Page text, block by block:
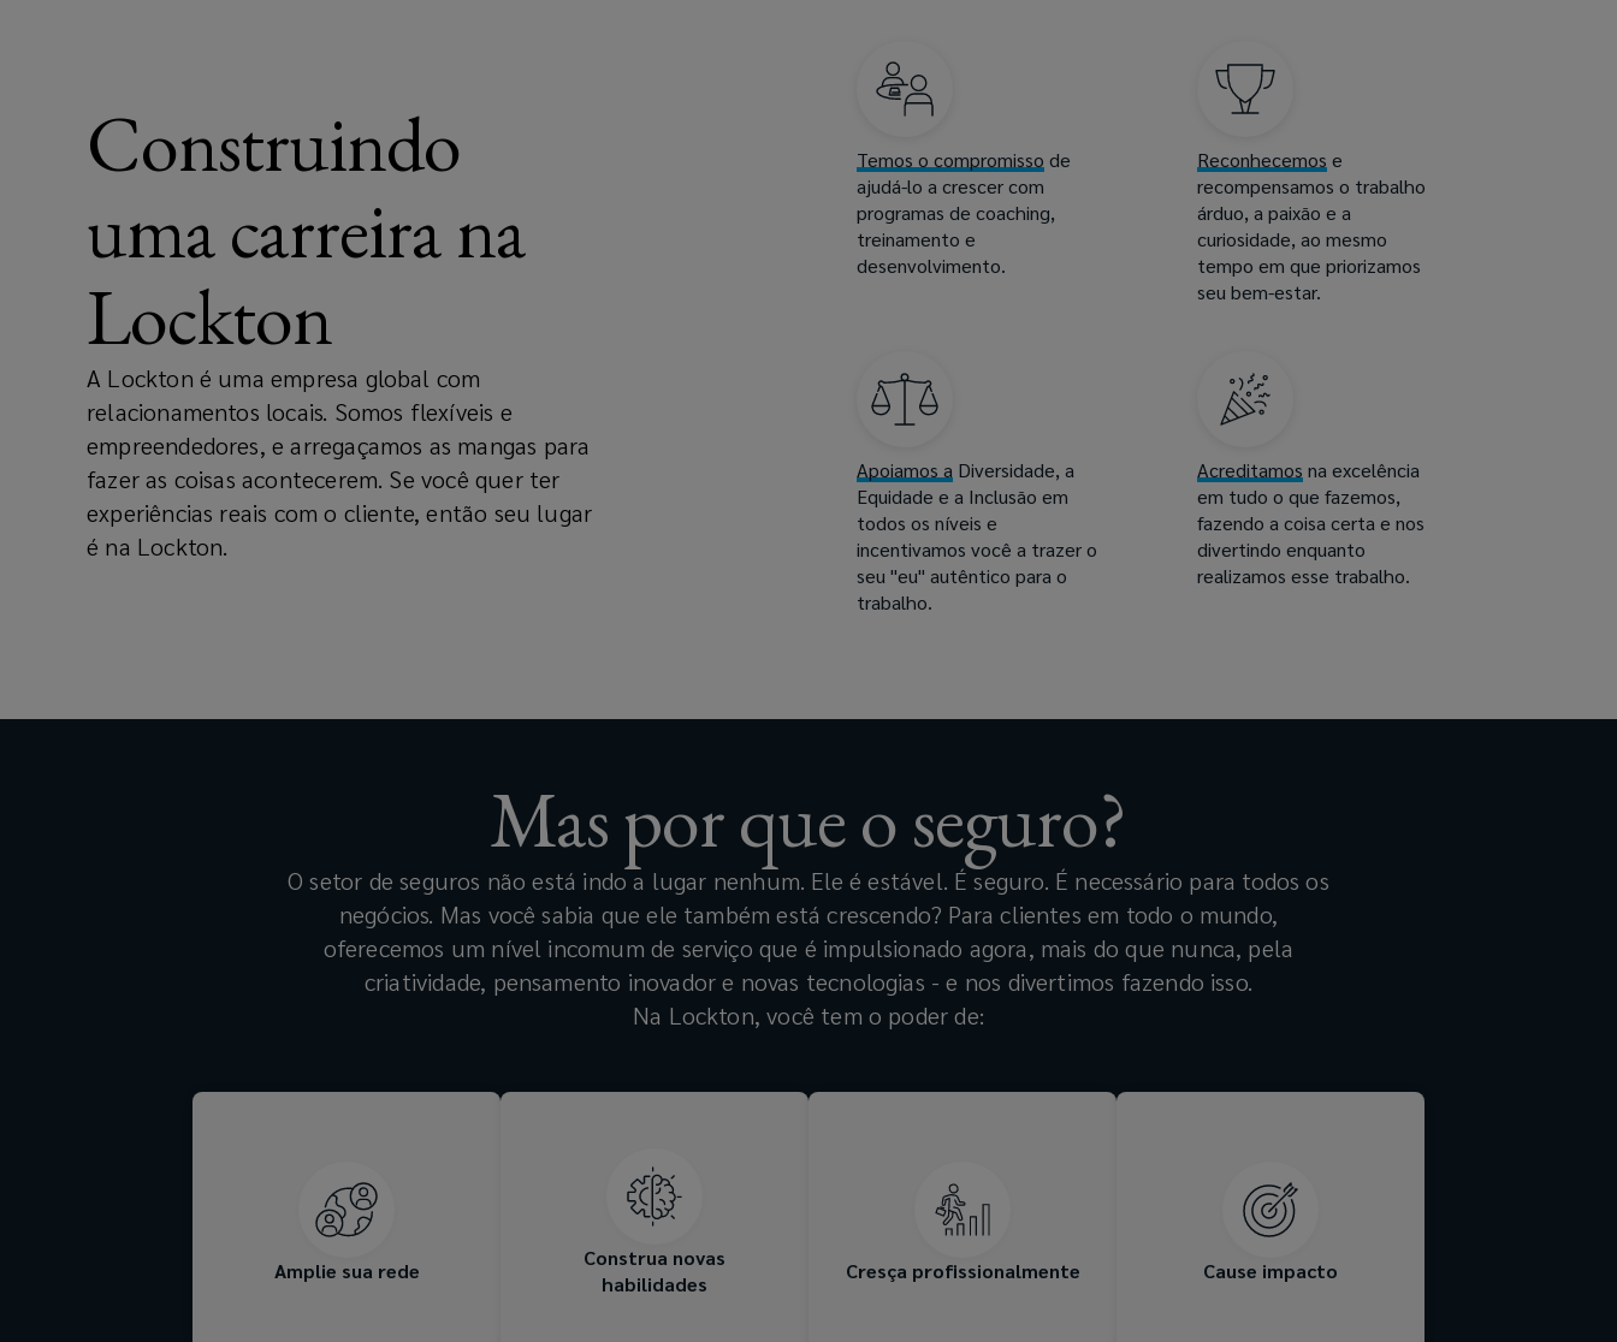
Construindo
uma carreira na
Lockton
A Lockton é uma empresa global com
relacionamentos locais. Somos flexíveis e
empreendedores, e arregaçamos as mangas para
fazer as coisas acontecerem. Se você quer ter
experiências reais com o cliente, então seu lugar
é na Lockton.
Temos o compromisso de
ajudá-lo a crescer com
programas de coaching,
treinamento e
desenvolvimento.
Reconhecemos e
recompensamos o trabalho
árduo, a paixão e a
curiosidade, ao mesmo
tempo em que priorizamos
seu bem-estar.
Apoiamos a Diversidade, a
Equidade e a Inclusão em
todos os níveis e
incentivamos você a trazer o
seu "eu" autêntico para o
trabalho.
Acreditamos na excelência
em tudo o que fazemos,
fazendo a coisa certa e nos
divertindo enquanto
realizamos esse trabalho.
Mas por que o seguro?
O setor de seguros não está indo a lugar nenhum. Ele é estável. É seguro. É necessário para todos os
negócios. Mas você sabia que ele também está crescendo? Para clientes em todo o mundo,
oferecemos um nível incomum de serviço que é impulsionado agora, mais do que nunca, pela
criatividade, pensamento inovador e novas tecnologias - e nos divertimos fazendo isso.
Na Lockton, você tem o poder de:
Amplie sua rede
relacionamentos duradouros
e conexões profissionais
Construa novas
habilidades
aprimore sua perspicácia
comercial ao lado dos
melhores talentos do setor.
Cresça profissionalmente
aprimoram sua presença no
Cause impacto
melhoram a vida das pessoas
todos os dias.